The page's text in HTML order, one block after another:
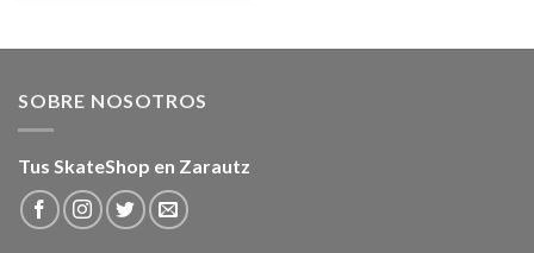
SOBRE NOSOTROS
Tus SkateShop en Zarautz